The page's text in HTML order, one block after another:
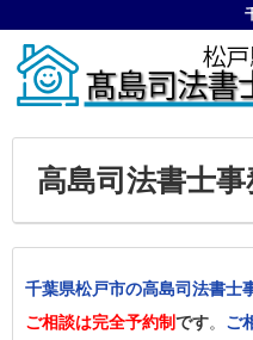
高島司法書士
千葉県松戸市の高島司法書士
ご相談は完全予約制です。 ご